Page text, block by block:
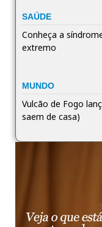
SAÚDE
Conheça a
extremo
MUNDO
Vulcão de Fogo
saem de casa)